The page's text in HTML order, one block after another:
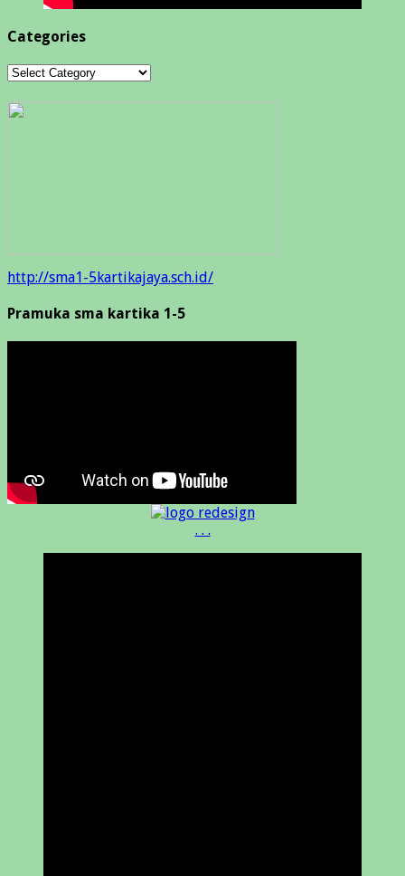
Categories
Categories
http://sma1-5kartikajaya.sch.id/
Pramuka sma kartika 1-5
. . .